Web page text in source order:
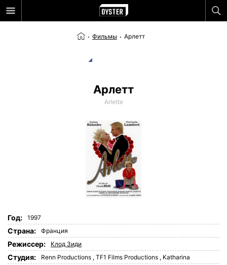
Фильмы Арлетт
Арлетт
Arlette
Год: 1997
Страна: Франция
Режиссер: Клод Зиди
Студия: Renn Productions , TF1 Films Productions , Katharina